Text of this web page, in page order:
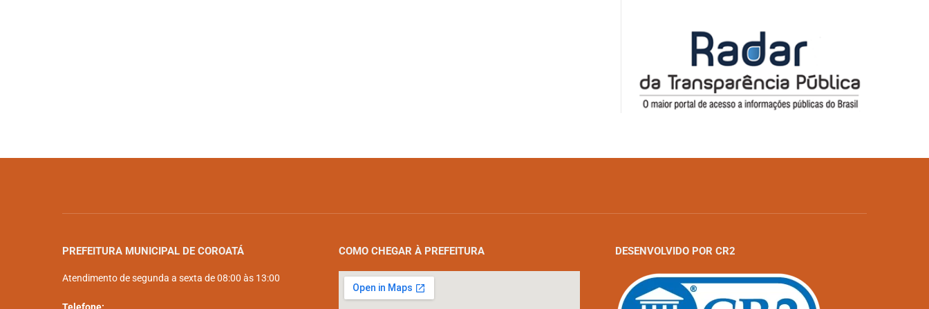
PREFEITURA MUNICIPAL DE COROATÁ
Atendimento de segunda a sexta de 08:00 às 13:00
COMO CHEGAR À PREFEITURA DESENVOLVIDO POR CR2